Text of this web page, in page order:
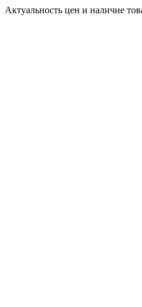
Актуальность цен и наличие